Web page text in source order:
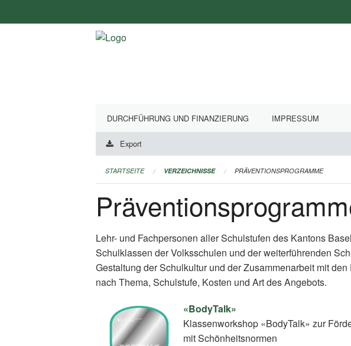
überspringen
DURCHFÜHRUNG UND FINANZIERUNG IMPRESSUM
Export
STARTSEITE VERZEICHNISSE PRÄVENTIONSPROGRAMME
Lehr- und Fachpersonen aller Schulstufen des Kantons
Schulklassen der Volksschulen und der weiterführenden
Gestaltung der Schulkultur und der Zusammenarbeit mit
nach Thema, Schulstufe, Kosten und Art des Angebots.
«BodyTalk»
Klassenworkshop «BodyTalk» zur
mit Schönheitsnormen